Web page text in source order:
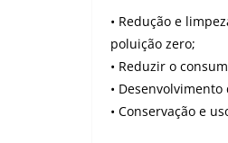
• Redução e
poluição zero;
• Reduzir o
•
• Conservação e